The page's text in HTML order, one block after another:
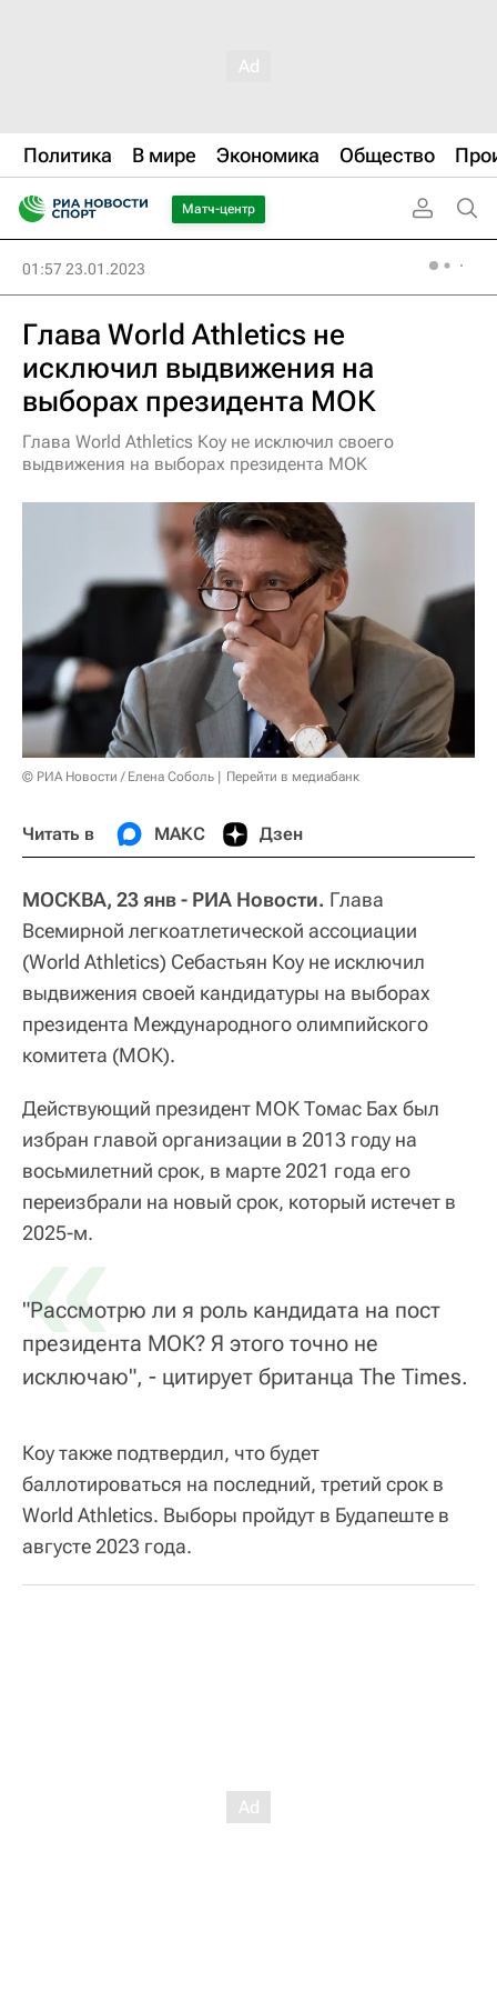
Политика В мире Экономика Общество
Матч-центр
01:57 23.01.2023
Глава World Athletics не
исключил выдвижения на
выборах президента МОК
Глава World Athletics Коу не исключил своего
выдвижения на выборах президента МОК
© РИА Новости / Елена Соболь Перейти в медиабанк
Читать в МАКС Дзен
МОСКВА, 23 янв - РИА Новости. Глава
Всемирной легкоатлетической ассоциации
(World Athletics) Себастьян Коу не исключил
выдвижения своей кандидатуры на выборах
президента Международного олимпийского
комитета (МОК).
Действующий президент МОК Томас Бах был
избран главой организации в 2013 году на
восьмилетний срок, в марте 2021 года его
переизбрали на новый срок, который истечет в
2025-м.
«
"Рассмотрю ли я роль кандидата на пост
президента МОК? Я этого точно не
исключаю", - цитирует британца The Times.
Коу также подтвердил, что будет
баллотироваться на последний, третий срок в
World Athletics. Выборы пройдут в Будапеште в
августе 2023 года.